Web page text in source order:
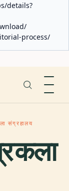
details?
process/
संग्रहालय
कला